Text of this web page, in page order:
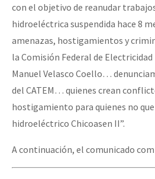
con el objetivo de reanudar
hidroeléctrica suspendida hace 8
amenazas, hostigamientos y
la Comisión Federal de Electricidad
Manuel Velasco Coello…
del CATEM… quienes crean
hostigamiento para quienes no
hidroeléctrico Chicoasen II”.
A continuación, el comunicado